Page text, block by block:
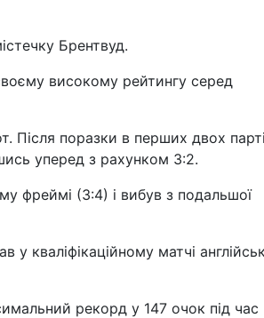
Брентвуд.
високому рейтингу серед
Після поразки в перших двох
уперед з рахунком 3:2.
фреймі (3:4) і вибув з подальшої
кваліфікаційному матчі
рекорд у 147 очок під час